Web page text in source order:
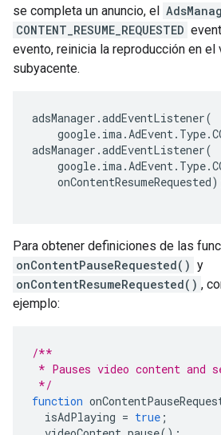
se completa un anuncio, el
CONTENT_RESUME_REQUESTED
evento, reinicia la reproducción en
subyacente.
adsManager .addEventListener(
google. ima.AdEvent. Type.
adsManager .addEventListener(
google. ima.AdEvent. Type.
onContentResumeRequested
Para obtener definiciones de las
onContentPauseRequested() y
onContentResumeRequested() ,
ejemplo:
/**
* Pauses video content and
*/
function
isAdPlaying = true ;